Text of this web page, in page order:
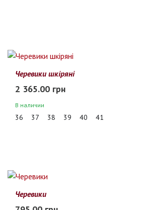
Черевики шкіряні
2 365.00 грн
В наличии
36 37 38 39 40 41
Черевики